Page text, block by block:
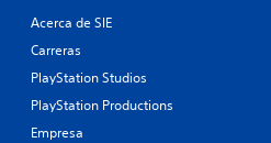
Acerca de SIE
Carreras
PlayStation Studios
PlayStation Productions
Empresa